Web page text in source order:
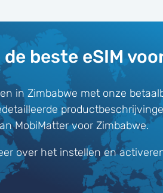
de beste eSIM
in Zimbabwe met onze
MobiMatter voor Zimbabwe.
over het instellen en